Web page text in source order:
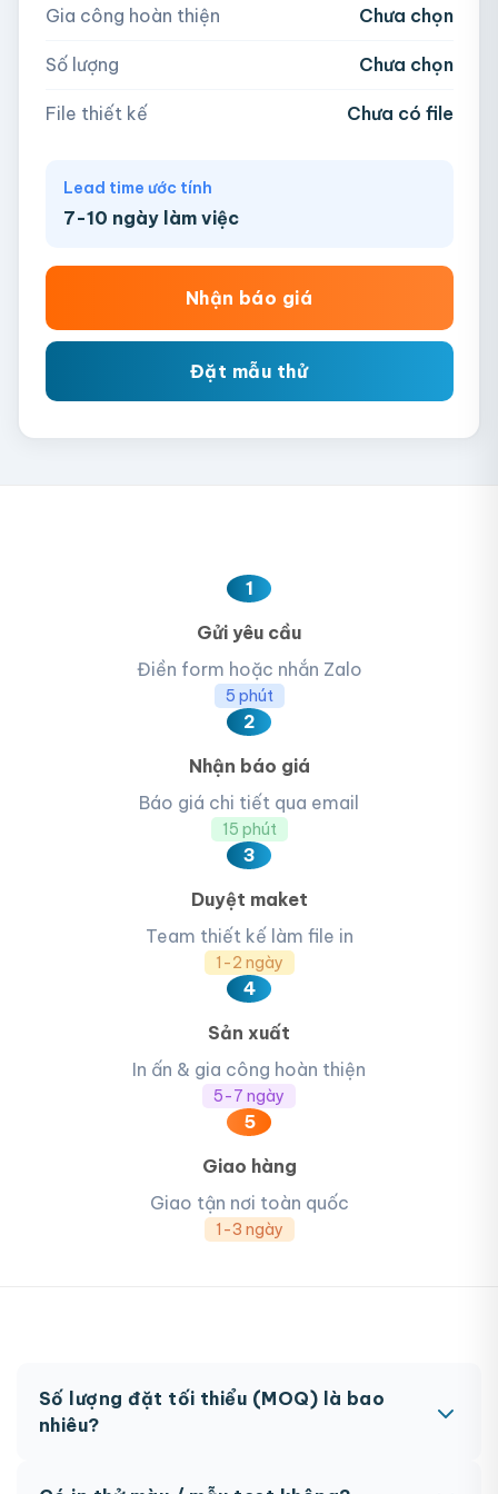
AI, PDF, EPS, PSD, PNG, JPG (tối đa 50MB)
Gia công hoàn thiện Chưa chọn
Số lượng Chưa chọn
File thiết kế Chưa có file
Lead time ước tính
7-10 ngày làm việc
Nhận báo giá
Đặt mẫu thử
1
Gửi yêu cầu
Điền form hoặc nhắn Zalo
5 phút
2
Nhận báo giá
Báo giá chi tiết qua email
15 phút
3
Duyệt maket
Team thiết kế làm file in
1-2 ngày
4
Sản xuất
In ấn & gia công hoàn thiện
5-7 ngày
5
Giao hàng
Giao tận nơi toàn quốc
1-3 ngày
Số lượng đặt tối thiểu (MOQ) là bao
nhiêu?